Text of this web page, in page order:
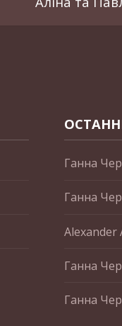
Ганна
Ганна
Alexander
Ганна
Ганна